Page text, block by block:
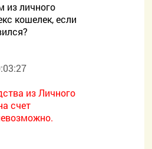
из личного
кошелек, если
из Личного
счет